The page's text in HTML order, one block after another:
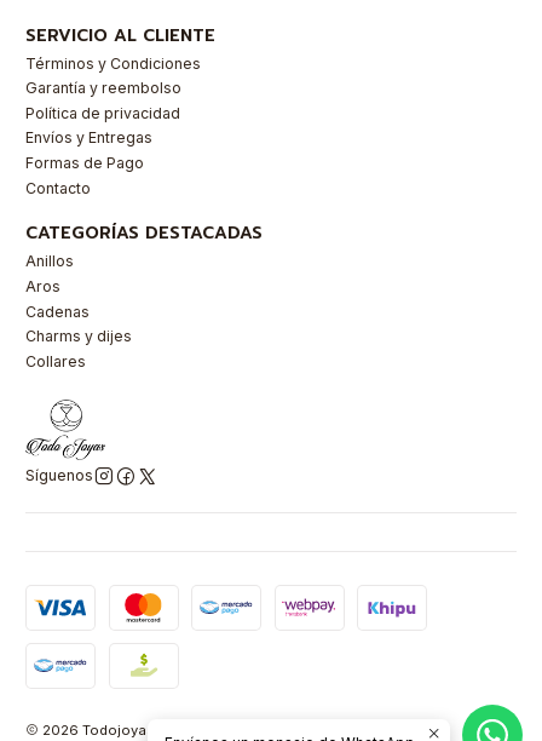
SERVICIO AL CLIENTE
Términos y Condiciones
Garantía y reembolso
Política de privacidad
Envíos y Entregas
Formas de Pago
Contacto
CATEGORÍAS DESTACADAS
Anillos
Aros
Cadenas
Charms y dijes
Collares
Síguenos
2026 Todojoyas Chile.